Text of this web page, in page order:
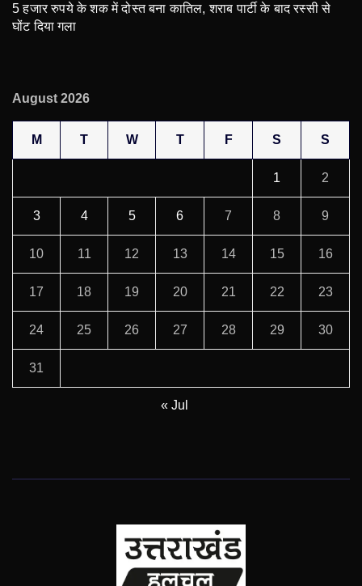
5 हजार रुपये के शक में दोस्त बना कातिल, शराब पार्टी के बाद रस्सी से
घोंट दिया गला
August 2026
M T W T F S S
1 2
3 4 5 6 7 8 9
10 11 12 13 14 15 16
17 18 19 20 21 22 23
24 25 26 27 28 29 30
31
« Jul